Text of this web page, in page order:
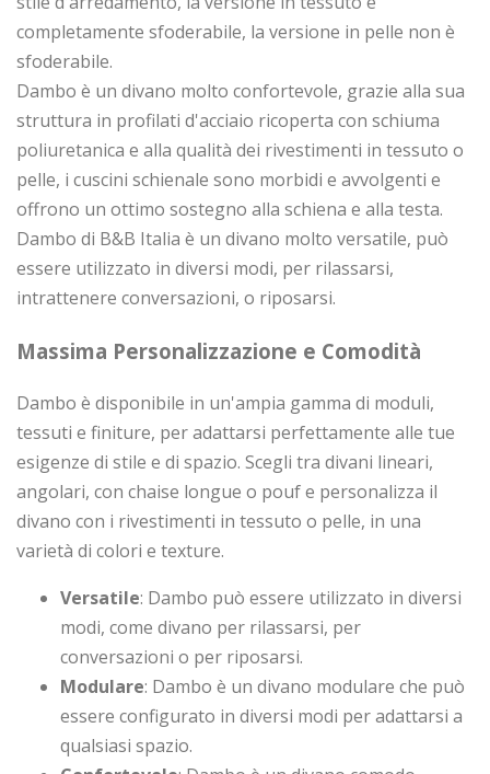
completamente sfoderabile, la versione in pelle non è
sfoderabile.
Dambo è un divano molto confortevole, grazie alla sua
struttura in profilati d'acciaio ricoperta con schiuma
poliuretanica e alla qualità dei rivestimenti in tessuto o
pelle, i cuscini schienale sono morbidi e avvolgenti e
offrono un ottimo sostegno alla schiena e alla testa.
Dambo di B&B Italia è un divano molto versatile, può
essere utilizzato in diversi modi, per rilassarsi,
intrattenere conversazioni, o riposarsi.
Massima Personalizzazione e Comodità
Dambo è disponibile in un'ampia gamma di moduli,
tessuti e finiture, per adattarsi perfettamente alle tue
esigenze di stile e di spazio. Scegli tra divani lineari,
angolari, con chaise longue o pouf e personalizza il
divano con i rivestimenti in tessuto o pelle, in una
varietà di colori e texture.
Versatile: Dambo può essere utilizzato in diversi
modi, come divano per rilassarsi, per
conversazioni o per riposarsi.
Modulare: Dambo è un divano modulare che può
essere configurato in diversi modi per adattarsi a
qualsiasi spazio.